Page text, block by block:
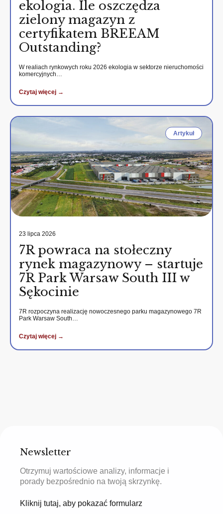
ekologia. Ile oszczędza
zielony magazyn z
certyfikatem BREEAM
Outstanding?
W realiach rynkowych roku 2026 ekologia w sektorze nieruchomości
komercyjnych…
Czytaj więcej →
Artykuł
23 lipca 2026
7R powraca na stołeczny
rynek magazynowy – startuje
7R Park Warsaw South III w
Sękocinie
7R rozpoczyna realizację nowoczesnego parku magazynowego 7R
Park Warsaw South…
Czytaj więcej →
Newsletter
Otrzymuj wartościowe analizy, informacje i
porady bezpośrednio na twoją skrzynkę.
Kliknij tutaj, aby pokazać formularz